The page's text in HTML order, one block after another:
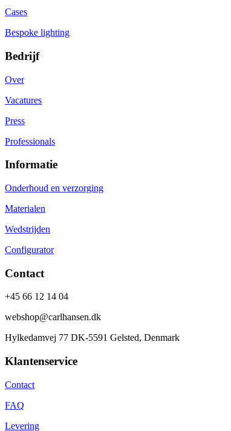
Cases
Bespoke lighting
Bedrijf
Over
Vacatures
Press
Professionals
Informatie
Onderhoud en verzorging
Materialen
Wedstrijden
Configurator
Contact
+45 66 12 14 04
webshop@carlhansen.dk
Hylkedamvej 77 DK-5591 Gelsted, Denmark
Klantenservice
Contact
FAQ
Levering